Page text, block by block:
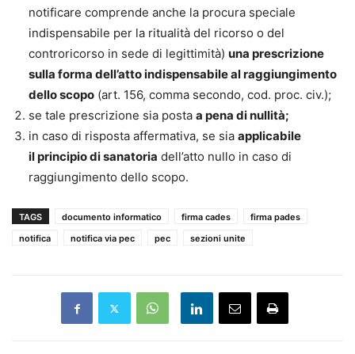
notificare comprende anche la procura speciale
indispensabile per la ritualità del ricorso o del
controricorso in sede di legittimità) una prescrizione
sulla forma dell’atto indispensabile al raggiungimento
dello scopo (art. 156, comma secondo, cod. proc. civ.);
se tale prescrizione sia posta a pena di nullità;
in caso di risposta affermativa, se sia applicabile
il principio di sanatoria dell’atto nullo in caso di
raggiungimento dello scopo.
TAGS documento informatico firma cades
firma pades
notifica
notifica via pec pec sezioni unite